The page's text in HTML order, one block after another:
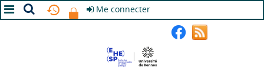
Me connecter